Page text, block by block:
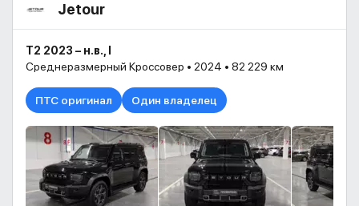
Jetour
T2 2023 – н.в., I
Среднеразмерный Кроссовер • 2024 • 82 229 км
ПТС оригинал Один владелец